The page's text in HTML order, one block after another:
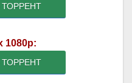
ТОРРЕНТ
1080p:
ТОРРЕНТ